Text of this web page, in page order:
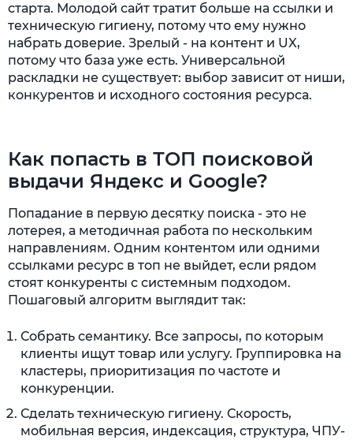
старта. Молодой сайт тратит больше на ссылки и
техническую гигиену, потому что ему нужно
набрать доверие. Зрелый - на контент и UX,
потому что база уже есть. Универсальной
раскладки не существует: выбор зависит от ниши,
конкурентов и исходного состояния ресурса.
Как попасть в ТОП поисковой
выдачи Яндекс и Google?
Попадание в первую десятку поиска - это не
лотерея, а методичная работа по нескольким
направлениям. Одним контентом или одними
ссылками ресурс в топ не выйдет, если рядом
стоят конкуренты с системным подходом.
Пошаговый алгоритм выглядит так:
Собрать семантику. Все запросы, по которым
клиенты ищут товар или услугу. Группировка на
кластеры, приоритизация по частоте и
конкуренции.
Сделать техническую гигиену. Скорость,
мобильная версия, индексация, структура, ЧПУ-